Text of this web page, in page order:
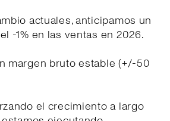
actuales, anticipamos un
-1% en las ventas en 2026.
margen bruto estable (+/-50
el crecimiento a largo